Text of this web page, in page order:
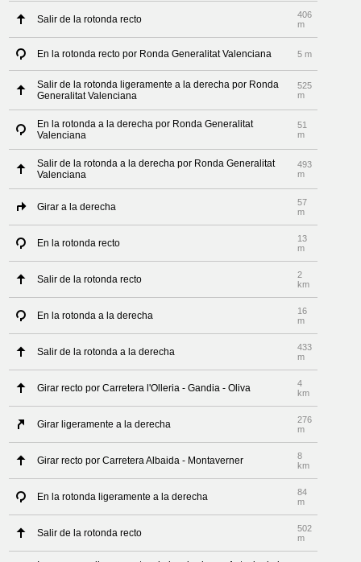
Salir de la rotonda recto
406
m
En la rotonda recto por Ronda Generalitat Valenciana 5 m
Salir de la rotonda ligeramente a la derecha por Ronda
Generalitat Valenciana
525
m
En la rotonda a la derecha por Ronda Generalitat
Valenciana
51
m
Salir de la rotonda a la derecha por Ronda Generalitat
Valenciana
493
m
Girar a la derecha
57
m
En la rotonda recto
13
m
Salir de la rotonda recto
2
km
En la rotonda a la derecha
16
m
Salir de la rotonda a la derecha
433
m
Girar recto por Carretera l'Olleria - Gandia - Oliva
4
km
Girar ligeramente a la derecha
276
m
Girar recto por Carretera Albaida - Montaverner
8
km
En la rotonda ligeramente a la derecha
84
m
Salir de la rotonda recto
502
m